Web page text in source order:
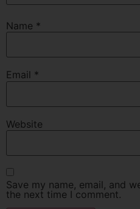
Name *
Email *
Website
Save my name, email, and
the next time I comment.